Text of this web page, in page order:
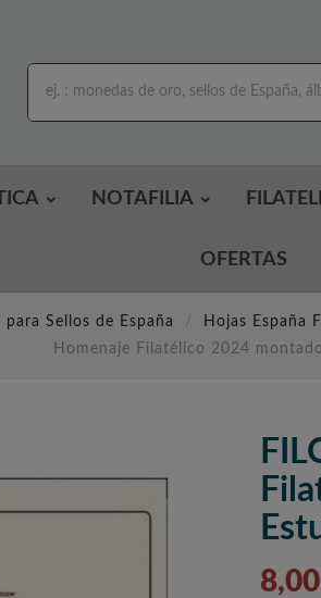
NOTAFILIA
OFERTAS
para Sellos de España Hojas España
Homenaje Filatélico 2024